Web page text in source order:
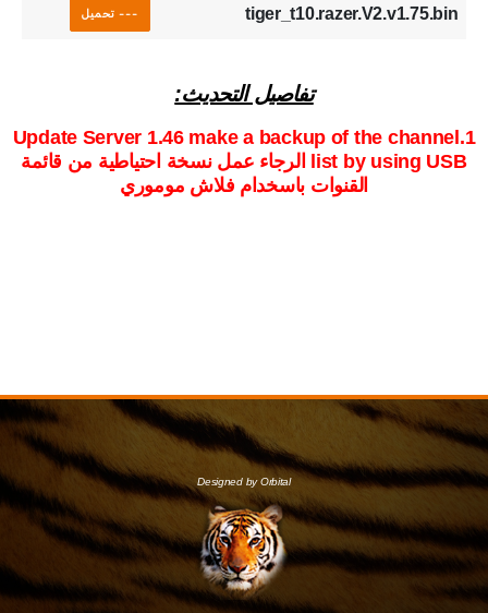
tiger_t10.razer.V2.v1.75.bin --- تحميل
تفاصيل التحديث:
1.Update Server 1.46 make a backup of the channel
list by using USB الرجاء عمل نسخة احتياطية من قائمة
القنوات باسخدام فلاش موموري
Designed by Orbital